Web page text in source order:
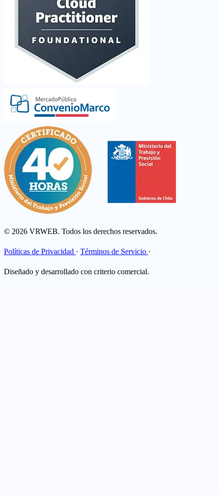
© 2026 VRWEB. Todos los derechos reservados.
Políticas de Privacidad · Términos de Servicio ·
Diseñado y desarrollado con criterio comercial.